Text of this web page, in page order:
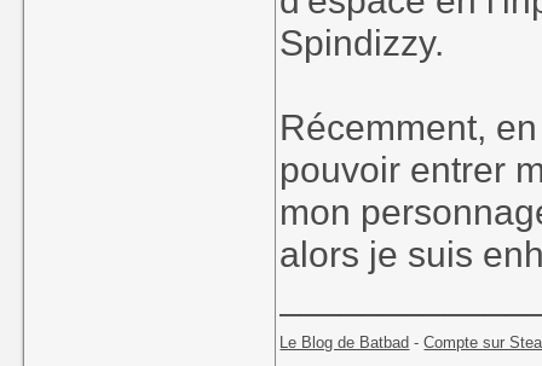
Spindizzy.
Récemment,
pouvoir entrer
mon
alors je suis
Le Blog de Batbad -Compte sur